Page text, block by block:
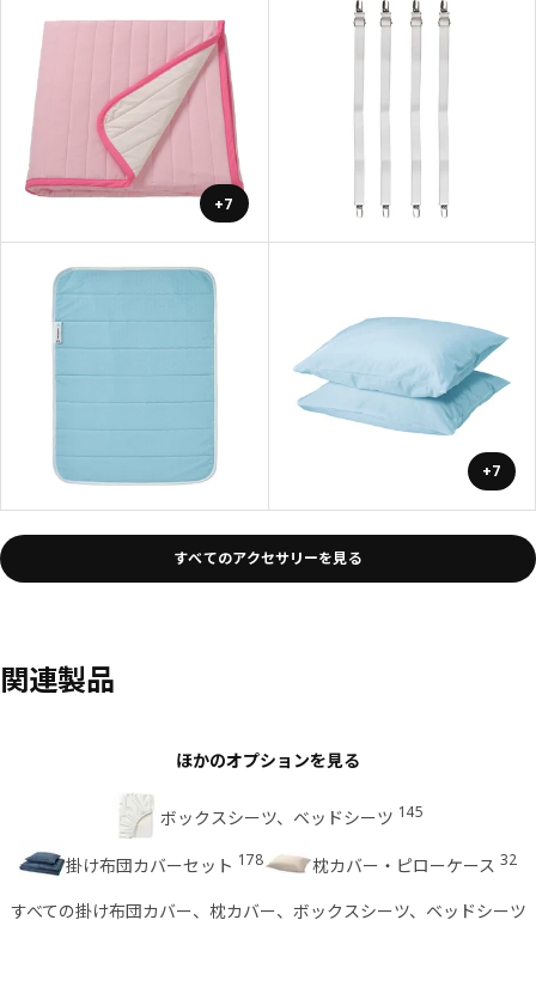
+7
+7
すべてのアクセサリーを見る
関連製品
ほかのオプションを見る
ボックスシーツ、ベッドシーツ 145
掛け布団カバーセット 178 枕カバー・ピローケース 32
すべての掛け布団カバー、枕カバー、ボックスシーツ、ベッドシーツ